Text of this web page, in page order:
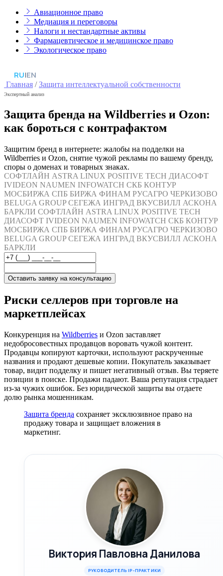
Авиационное право
Медиация и переговоры
Налоги и нестандартные активы
Фармацевтическое и медицинское право
Экологическое право
RU|EN
Главная /Защита интеллектуальной собственности
Экспертный анализ
Защита бренда на Wildberries и Ozon:
как бороться с контрафактом
Защитим бренд в интернете: жалобы на подделки на
Wildberries и Ozon, снятие чужой рекламы по вашему бренду,
споры о доменах и товарных знаках.
СОФТЛАЙН ASTRA LINUX POSITIVE TECH ДИАСОФТ
IVIDEON NAUMEN INFOWATCH СКБ КОНТУР
МОСБИРЖА СПБ БИРЖА ФИНАМ РУСАГРО ЧЕРКИЗОВО
BELUGA GROUP СЕГЕЖА ИНГРАД ВКУСВИЛЛ АСКОНА
БАРКЛИ СОФТЛАЙН ASTRA LINUX POSITIVE TECH
ДИАСОФТ IVIDEON NAUMEN INFOWATCH СКБ КОНТУР
МОСБИРЖА СПБ БИРЖА ФИНАМ РУСАГРО ЧЕРКИЗОВО
BELUGA GROUP СЕГЕЖА ИНГРАД ВКУСВИЛЛ АСКОНА
БАРКЛИ
Оставить заявку на консультацию
Риски селлеров при торговле на
маркетплейсах
Конкуренция на Wildberries и Ozon заставляет
недобросовестных продавцов воровать чужой контент.
Продавцы копируют карточки, используют раскрученные
названия и продают дешевые копии. Покупатель заказывает
товар, видит подделку и пишет негативный отзыв. Вы теряете
позиции в поиске. Продажи падают. Ваша репутация страдает
из-за чужих ошибок. Без юридической защиты вы отдаете
долю рынка мошенникам.
Защита бренда сохраняет эксклюзивное право на
продажу товара и защищает вложения в
маркетинг.
Виктория Павловна Данилова
РУКОВОДИТЕЛЬ IP-ПРАКТИКИ